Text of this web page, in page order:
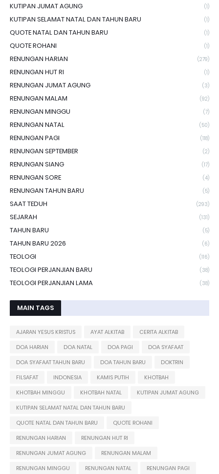
KUTIPAN JUMAT AGUNG (1)
KUTIPAN SELAMAT NATAL DAN TAHUN BARU (1)
QUOTE NATAL DAN TAHUN BARU (1)
QUOTE ROHANI (1)
RENUNGAN HARIAN (279)
RENUNGAN HUT RI (1)
RENUNGAN JUMAT AGUNG (3)
RENUNGAN MALAM (92)
RENUNGAN MINGGU (7)
RENUNGAN NATAL (50)
RENUNGAN PAGI (118)
RENUNGAN SEPTEMBER (2)
RENUNGAN SIANG (17)
RENUNGAN SORE (4)
RENUNGAN TAHUN BARU (5)
SAAT TEDUH (293)
SEJARAH (131)
TAHUN BARU (5)
TAHUN BARU 2026 (6)
TEOLOGI (116)
TEOLOGI PERJANJIAN BARU (38)
TEOLOGI PERJANJIAN LAMA (38)
MAIN TAGS
AJARAN YESUS KRISTUS AYAT ALKITAB
CERITA ALKITAB
DOA HARIAN
DOA NATAL DOA PAGI
DOA SYAFAAT
DOA SYAFAAT TAHUN BARU
DOA TAHUN BARU
DOKTRIN
FILSAFAT
INDONESIA KAMIS PUTIH
KHOTBAH
KHOTBAH MINGGU
KHOTBAH NATAL
KUTIPAN JUMAT AGUNG
KUTIPAN SELAMAT NATAL DAN TAHUN BARU
QUOTE NATAL DAN TAHUN BARU
QUOTE ROHANI
RENUNGAN HARIAN
RENUNGAN HUT RI
RENUNGAN JUMAT AGUNG
RENUNGAN MALAM
RENUNGAN MINGGU
RENUNGAN NATAL
RENUNGAN PAGI